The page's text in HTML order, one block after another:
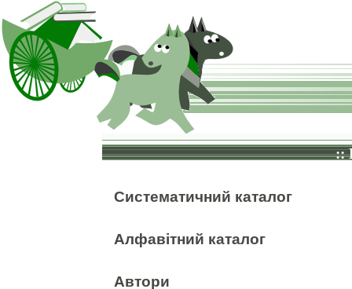
::
Систематичний каталог
Алфавітний каталог
Автори